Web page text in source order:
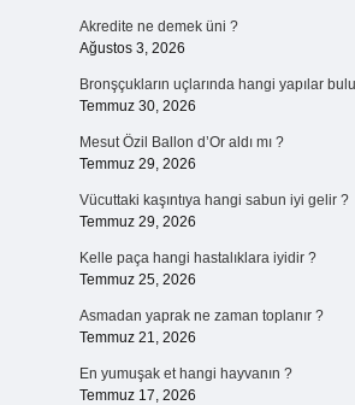
Akredite ne demek üni ?
Ağustos 3, 2026
Bronşçukların uçlarında hangi yapılar
Temmuz 30, 2026
Mesut Özil Ballon d’Or aldı mı ?
Temmuz 29, 2026
Vücuttaki kaşıntıya hangi sabun iyi gelir ?
Temmuz 29, 2026
Kelle paça hangi hastalıklara iyidir ?
Temmuz 25, 2026
Asmadan yaprak ne zaman toplanır ?
Temmuz 21, 2026
En yumuşak et hangi hayvanın ?
Temmuz 17, 2026